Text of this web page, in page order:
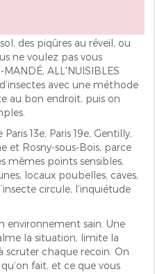
des piqûres au réveil, ou
ne voulez pas vous
ALL'NUISIBLES
avec une méthode
au bon endroit, puis on
13e, Paris 19e, Gentilly,
et Rosny-sous-Bois, parce
mêmes points sensibles,
locaux poubelles, caves,
circule, l’inquiétude
environnement sain. Une
la situation, limite la
scruter chaque recoin. On
fait, et ce que vous